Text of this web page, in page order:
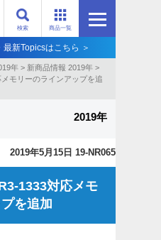
商品一覧
検索
新Topicsはこちら ＞
年 > 新商品情報 2019年 >
モリーのラインアップを追
2019年
2019年5月15日 19-NR065
1333対応メモ
を追加